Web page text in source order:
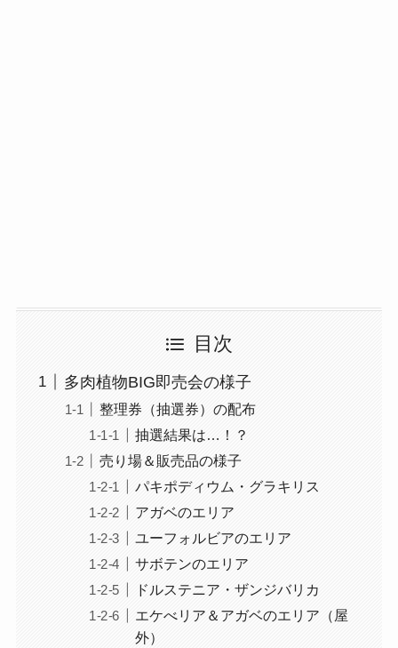
目次
多肉植物BIG即売会の様子
整理券（抽選券）の配布
抽選結果は…！？
売り場＆販売品の様子
パキポディウム・グラキリス
アガベのエリア
ユーフォルビアのエリア
サボテンのエリア
ドルステニア・ザンジバリカ
エケべリア＆アガベのエリア（屋
外）